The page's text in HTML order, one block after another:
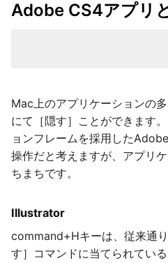
Adobe CS4アプリ
Mac上のアプリケーションの
にて［隠す］ことができます
ョンフレームを採用した
操作だと考えますが、アプリ
ちまちです。
Illustrator
command+Hキーは、従来通
す］コマンドに当てられてい